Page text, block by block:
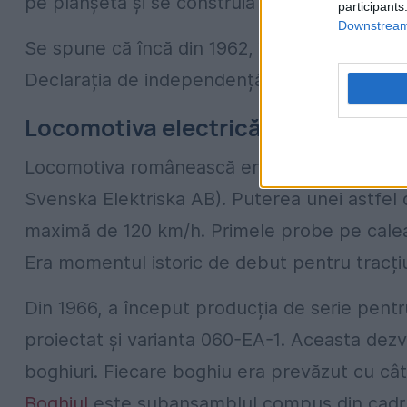
Se spune că încă din 1962, începuse
Declarația de independență din 1964 nu a
Locomotiva electrică nr.1 -
Locomotiva românească era fabricată sub
Svenska Elektriska AB). Puterea unei
maximă de 120 km/h. Primele probe pe
Era momentul istoric de debut pentru
Din 1966, a început producția de serie
proiectat și varianta 060-EA-1. Aceasta
boghiuri. Fiecare boghiu era prevăzut cu